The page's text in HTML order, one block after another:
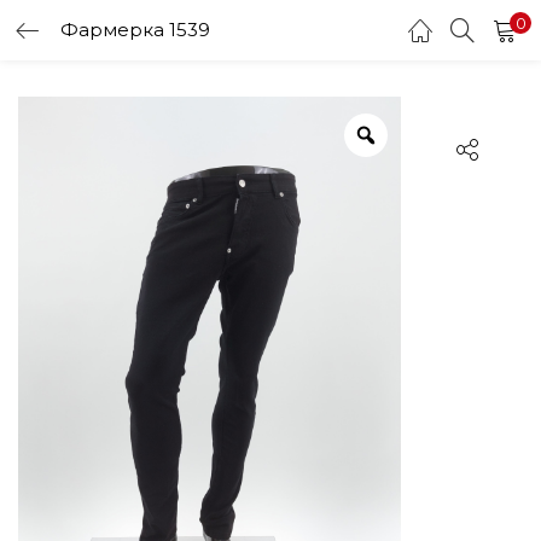
Фармерка 1539 0
LOGIN
Enter your username and password to login.
Remember me
Login
Lost password?